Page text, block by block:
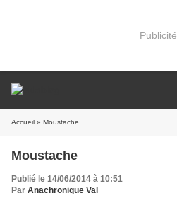
Publicité
Accueil » Moustache
Moustache
Publié le 14/06/2014 à 10:51
Par Anachronique Val